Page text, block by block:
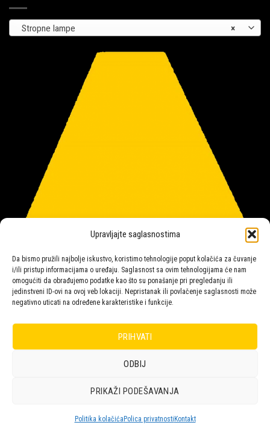
Upravljajte saglasnostima
Da bismo pružili najbolje iskustvo, koristimo tehnologije poput kolačića za čuvanje
i/ili pristup informacijama o uređaju. Saglasnost sa ovim tehnologijama će nam
omogućiti da obrađujemo podatke kao što su ponašanje pri pregledanju ili
jedinstveni ID-ovi na ovoj veb lokaciji. Nepristanak ili povlačenje saglasnosti može
negativno uticati na određene karakteristike i funkcije.
PRIHVATI
ODBIJ
PRIKAŽI PODEŠAVANJA
Politika kolačića Polica privatnosti Kontakt
×
Stropne lampe
Copyright 2026 © Malpeza d.o.o.